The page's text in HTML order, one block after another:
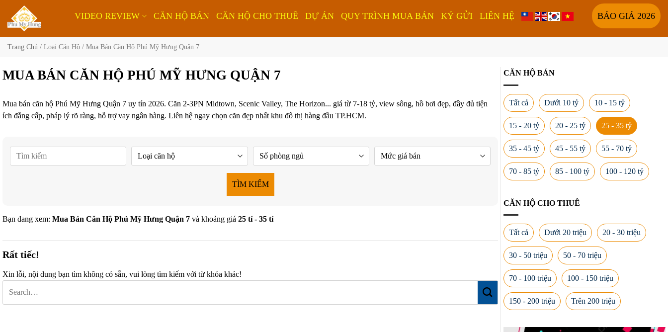
qua
nội
VIDEO REVIEW CĂN HỘ BÁN CĂN HỘ CHO THUÊ DỰ ÁN QUY TRÌNH MUA BÁN KÝ GỬI LIÊN HỆ BÁO GIÁ 2026
Trang Chủ / Loại Căn Hộ / Mua Bán Căn Hộ Phú Mỹ Hưng Quận 7
MUA BÁN CĂN HỘ PHÚ MỸ HƯNG QUẬN 7
Mua bán căn hộ Phú Mỹ Hưng Quận 7 uy tín 2026. Căn 2-3PN Midtown, Scenic Valley, The Horizon... giá từ 7-18 tỷ, view sông, hồ bơi đẹp, đầy đủ tiện
ích đẳng cấp, pháp lý rõ ràng, hỗ trợ vay ngân hàng. Liên hệ ngay chọn căn đẹp nhất khu đô thị hàng đầu TP.HCM.
TÌM KIẾM
Bạn đang xem: Mua Bán Căn Hộ Phú Mỹ Hưng Quận 7 và khoảng giá 25 tỉ - 35 tỉ
Rất tiếc!
Xin lỗi, nội dung bạn tìm không có sẵn, vui lòng tìm kiếm với từ khóa khác!
CĂN HỘ BÁN
Tất cả Dưới 10 tỷ 10 - 15 tỷ
15 - 20 tỷ 20 - 25 tỷ 25 - 35 tỷ
35 - 45 tỷ 45 - 55 tỷ 55 - 70 tỷ
70 - 85 tỷ 85 - 100 tỷ 100 - 120 tỷ
CĂN HỘ CHO THUÊ
Tất cả Dưới 20 triệu 20 - 30 triệu
30 - 50 triệu 50 - 70 triệu
70 - 100 triệu 100 - 150 triệu
150 - 200 triệu Trên 200 triệu